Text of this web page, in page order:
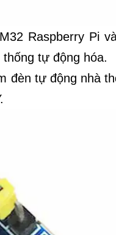
Raspberry Pi
tự động hóa.
đèn tự động nhà